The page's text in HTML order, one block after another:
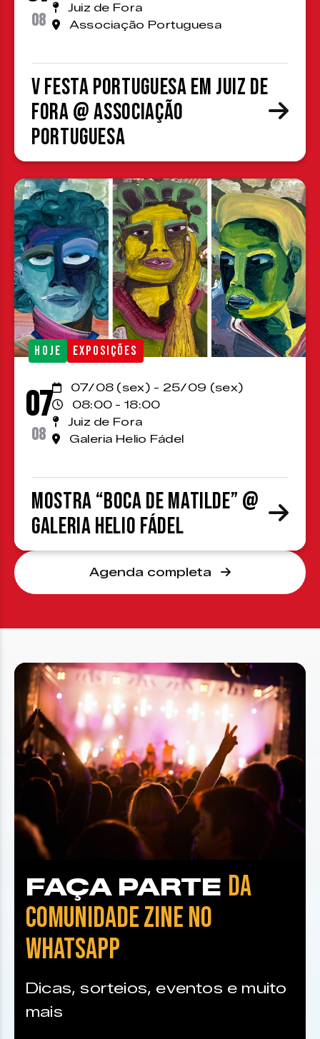
08
Juiz de Fora
Associação Portuguesa
V Festa Portuguesa em Juiz de
Fora @ Associação
Portuguesa
HOJE EXPOSIÇÕES
07
08
07/08 (sex) - 25/09 (sex)
08:00 - 18:00
Juiz de Fora
Galeria Helio Fádel
Mostra “Boca de Matilde” @
Galeria Helio Fádel
Agenda completa
FAÇA PARTE DA
COMUNIDADE ZINE NO
WHATSAPP
Dicas, sorteios, eventos e muito
mais